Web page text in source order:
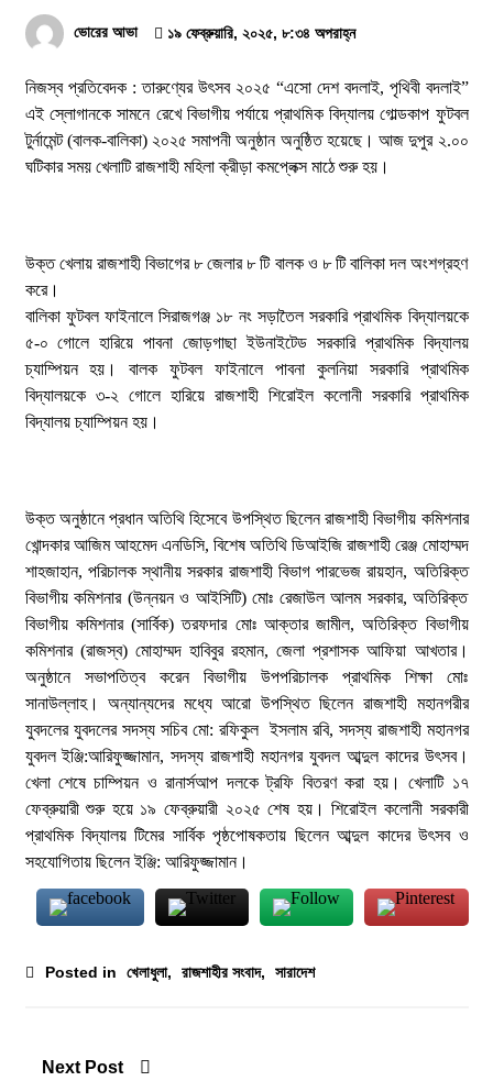
প্রকাশ্যে চলাফেরা, জনমনে ক্ষোভ
দুর্গাপুরে ভ্রাম্যমাণ আদালতের মাধ্যমে হয়রানির
অভিযোগ
১ আগস্ট, ২০২৬, ৯:৩৪ অপরাহ্ন
আশঙ্কাজনক
গোদাগাড়ীতে যাত্রী ছাউনি ও বাস বেসহ ৫ দফা দাবিতে
ইউএনওকে স্মারকলিপি
৩০ জুলাই, ২০২৬, ১২:৫৭ অপরাহ্ন
বরেন্দ্র প্রেস ক্লাব সভাপতিকে ছুরিকাঘাতে হত্যাচেষ্টা:
আসামী সুরুজ আলী কারাগারে
২৭ জুলাই, ২০২৬, ৩:১৫ অপরাহ্ন
প্রধানমন্ত্রীর কাছে নিরাপত্তা চাওয়ার পরদিনই
গোদাগাড়ীর শীর্ষ ব্যবসায়ী আজাদ আটক
২০ জুলাই, ২০২৬, ১:১৫ অপরাহ্ন
বাগমারায় যুবদলের নেতাকে পিটিয়ে আহত করলো
ছাত্রদলের তিন নেতা
১৭ জুলাই, ২০২৬, ৮:০৬ অপরাহ্ন
‘প্রযুক্তির সঙ্গে তাল মিলিয়ে সাংবাদিকদের এগিয়ে যেতে
হবে’- পিআইবির মহাপরিচালক
সিন্ধু নদের পানি রহস্য: সংকটের আড়ালে কি তবে বড়
ভোরের আভা ১৯ ফেব্রুয়ারি, ২০২৫, ৮:৩৪ অপরাহ্ন
নিজস্ব প্রতিবেদক : তারুণ্যের উৎসব ২০২৫ “এসো দেশ বদলাই, পৃথিবী বদলাই”
এই স্লোগানকে সামনে রেখে বিভাগীয় পর্যায়ে প্রাথমিক বিদ্যালয় গোল্ডকাপ ফুটবল
টুর্নামেন্ট (বালক-বালিকা) ২০২৫ সমাপনী অনুষ্ঠান অনুষ্ঠিত হয়েছে। আজ দুপুর ২.০০
ঘটিকার সময় খেলাটি রাজশাহী মহিলা ক্রীড়া কমপ্লেক্স মাঠে শুরু হয়।
উক্ত খেলায় রাজশাহী বিভাগের ৮ জেলার ৮ টি বালক ও ৮ টি বালিকা দল অংশগ্রহণ
করে।
বালিকা ফুটবল ফাইনালে সিরাজগঞ্জ ১৮ নং সড়াতৈল সরকারি প্রাথমিক বিদ্যালয়কে
৫-০ গোলে হারিয়ে পাবনা জোড়গাছা ইউনাইটেড সরকারি প্রাথমিক বিদ্যালয়
চ্যাম্পিয়ন হয়। বালক ফুটবল ফাইনালে পাবনা কুলনিয়া সরকারি প্রাথমিক
বিদ্যালয়কে ৩-২ গোলে হারিয়ে রাজশাহী শিরোইল কলোনী সরকারি প্রাথমিক
বিদ্যালয় চ্যাম্পিয়ন হয়।
উক্ত অনুষ্ঠানে প্রধান অতিথি হিসেবে উপস্থিত ছিলেন রাজশাহী বিভাগীয় কমিশনার
খোন্দকার আজিম আহমেদ এনডিসি, বিশেষ অতিথি ডিআইজি রাজশাহী রেঞ্জ মোহাম্মদ
শাহজাহান, পরিচালক স্থানীয় সরকার রাজশাহী বিভাগ পারভেজ রায়হান, অতিরিক্ত
বিভাগীয় কমিশনার (উন্নয়ন ও আইসিটি) মোঃ রেজাউল আলম সরকার, অতিরিক্ত
বিভাগীয় কমিশনার (সার্বিক) তরফদার মোঃ আক্তার জামীল, অতিরিক্ত বিভাগীয়
কমিশনার (রাজস্ব) মোহাম্মদ হাবিবুর রহমান, জেলা প্রশাসক আফিয়া আখতার।
অনুষ্ঠানে সভাপতিত্ব করেন বিভাগীয় উপপরিচালক প্রাথমিক শিক্ষা মোঃ
সানাউল্লাহ। অন্যান্যদের মধ্যে আরো উপস্থিত ছিলেন রাজশাহী মহানগরীর
যুবদলের যুবদলের সদস্য সচিব মো: রফিকুল ইসলাম রবি, সদস্য রাজশাহী মহানগর
যুবদল ইঞ্জি:আরিফুজ্জামান, সদস্য রাজশাহী মহানগর যুবদল আব্দুল কাদের উৎসব।
খেলা শেষে চাম্পিয়ন ও রানার্সআপ দলকে ট্রফি বিতরণ করা হয়। খেলাটি ১৭
ফেব্রুয়ারী শুরু হয়ে ১৯ ফেব্রুয়ারী ২০২৫ শেষ হয়। শিরোইল কলোনী সরকারী
প্রাথমিক বিদ্যালয় টিমের সার্বিক পৃষ্ঠপোষকতায় ছিলেন আব্দুল কাদের উৎসব ও
সহযোগিতায় ছিলেন ইঞ্জি: আরিফুজ্জামান।
Posted in খেলাধুলা, রাজশাহীর সংবাদ, সারাদেশ
Next Post